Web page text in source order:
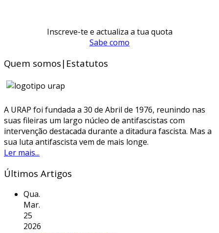
Inscreve-te e actualiza a tua quota
Sabe como
Quem somos|Estatutos
A URAP foi fundada a 30 de Abril de 1976, reunindo nas
suas fileiras um largo núcleo de antifascistas com
intervenção destacada durante a ditadura fascista. Mas a
sua luta antifascista vem de mais longe.
Ler mais...
Últimos Artigos
Qua.
Mar.
25
2026